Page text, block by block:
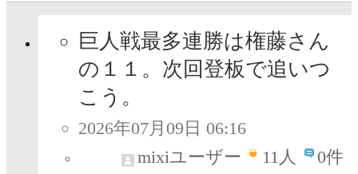
巨人戦最多連勝は権藤さん
の１１。次回登板で追いつ
こう。
2026年07月09日 06:16
mixiユーザー
11人 0件